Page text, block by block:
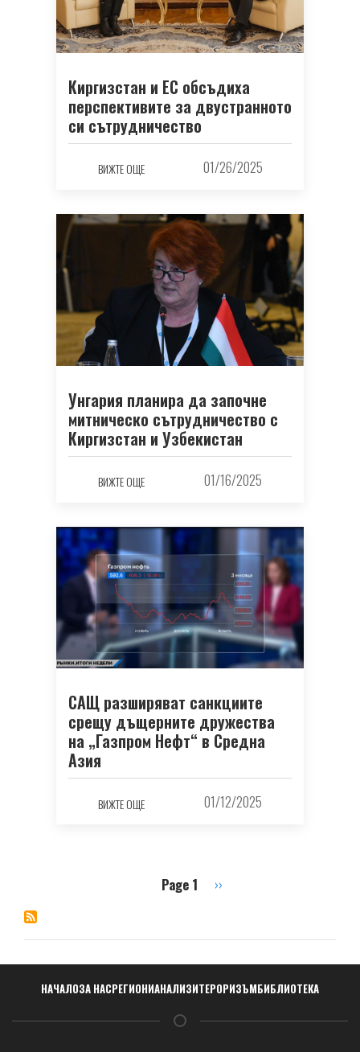
Киргизстан и ЕС обсъдиха
перспективите за двустранното
си сътрудничество
ВИЖТЕ ОЩЕ 01/26/2025
Унгария планира да започне
митническо сътрудничество с
Киргизстан и Узбекистан
ВИЖТЕ ОЩЕ 01/16/2025
САЩ разширяват санкциите
срещу дъщерните дружества
на „Газпром Нефт“ в Средна
Азия
ВИЖТЕ ОЩЕ 01/12/2025
Page 1
Next
››
Навигация
НАЧАЛОЗА НАСРЕГИОНИАНАЛИЗИТЕРОРИЗЪМБИБЛИОТЕКА